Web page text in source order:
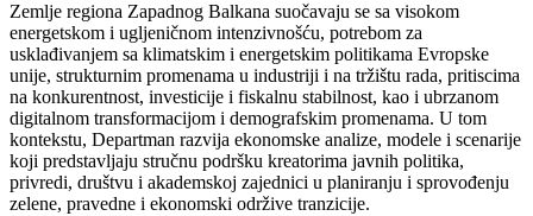
Zemlje regiona Zapadnog Balkana suočavaju se sa visokom
energetskom i ugljeničnom intenzivnošću, potrebom za
usklađivanjem sa klimatskim i energetskim politikama Evropske
unije, strukturnim promenama u industriji i na tržištu rada, pritiscima
na konkurentnost, investicije i fiskalnu stabilnost, kao i ubrzanom
digitalnom transformacijom i demografskim promenama. U tom
kontekstu, Departman razvija ekonomske analize, modele i scenarije
koji predstavljaju stručnu podršku kreatorima javnih politika,
privredi, društvu i akademskoj zajednici u planiranju i sprovođenju
zelene, pravedne i ekonomski održive tranzicije.